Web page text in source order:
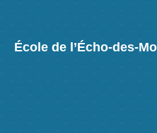
École de l’Écho-des-